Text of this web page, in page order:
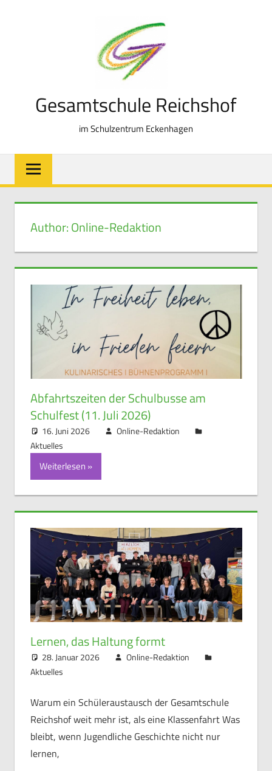
Gesamtschule Reichshof
im Schulzentrum Eckenhagen
Author:Online-Redaktion
Abfahrtszeiten der Schulbusse am
Schulfest (11. Juli 2026)
16. Juni 2026
Online-Redaktion
Aktuelles
Weiterlesen
Lernen, das Haltung formt
28. Januar 2026
Online-Redaktion
Aktuelles
Warum ein Schüleraustausch der Gesamtschule
Reichshof weit mehr ist, als eine Klassenfahrt Was
bleibt, wenn Jugendliche Geschichte nicht nur
lernen,